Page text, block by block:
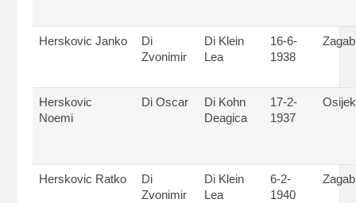
Herskovic Janko
Di
Zvonimir
Di Klein
Lea
16-6-
1938
Herskovic
Noemi
Di Oscar
Di Kohn
Deagica
17-2-
1937
Osijek
Herskovic Ratko
Di
Zvonimir
Di Klein
Lea
6-2-
1940